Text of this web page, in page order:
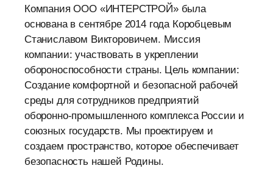
Компания ООО «ИНТЕРСТРОЙ» была
основана в сентябре 2014 года Коробцевым
Станиславом Викторовичем. Миссия
компании: участвовать в укреплении
обороноспособности страны. Цель компании:
Создание комфортной и безопасной рабочей
среды для сотрудников предприятий
оборонно-промышленного комплекса России и
союзных государств. Мы проектируем и
создаем пространство, которое обеспечивает
безопасность нашей Родины.